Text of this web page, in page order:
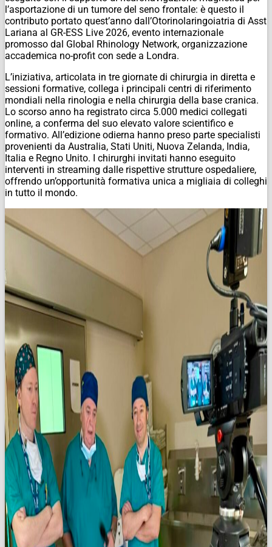
l’asportazione di un tumore del seno frontale: è questo il
contributo portato quest’anno dall’Otorinolaringoiatria di Asst
Lariana al GR-ESS Live 2026, evento internazionale
promosso dal Global Rhinology Network, organizzazione
accademica no-profit con sede a Londra.
L’iniziativa, articolata in tre giornate di chirurgia in diretta e
sessioni formative, collega i principali centri di riferimento
mondiali nella rinologia e nella chirurgia della base cranica.
Lo scorso anno ha registrato circa 5.000 medici collegati
online, a conferma del suo elevato valore scientifico e
formativo. All’edizione odierna hanno preso parte specialisti
provenienti da Australia, Stati Uniti, Nuova Zelanda, India,
Italia e Regno Unito. I chirurghi invitati hanno eseguito
interventi in streaming dalle rispettive strutture ospedaliere,
offrendo un’opportunità formativa unica a migliaia di colleghi
in tutto il mondo.